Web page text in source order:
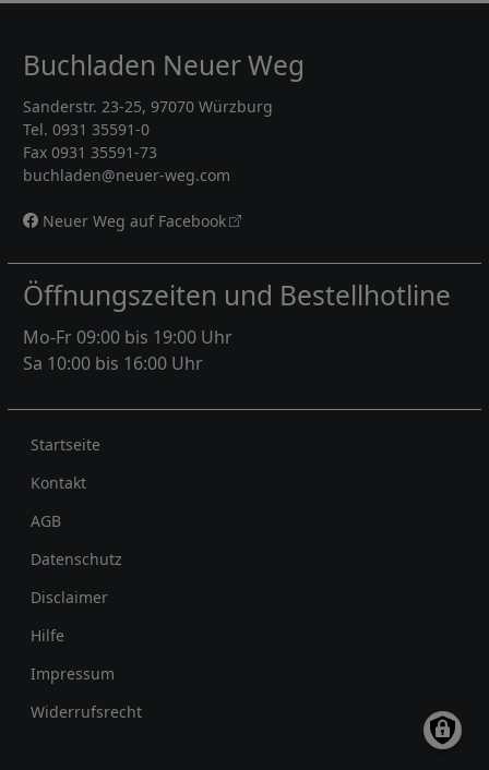
Buchladen Neuer Weg
Sanderstr. 23-25, 97070 Würzburg
Tel. 0931 35591-0
Fax 0931 35591-73
buchladen@neuer-weg.com
Neuer Weg auf Facebook
Öffnungszeiten und Bestellhotline
Mo-Fr 09:00 bis 19:00 Uhr
Sa 10:00 bis 16:00 Uhr
Rechtliches
Startseite
Kontakt
AGB
Datenschutz
Disclaimer
Hilfe
Impressum
Widerrufsrecht